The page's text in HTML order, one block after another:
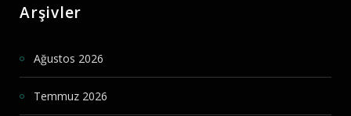
Arşivler
Ağustos 2026
Temmuz 2026